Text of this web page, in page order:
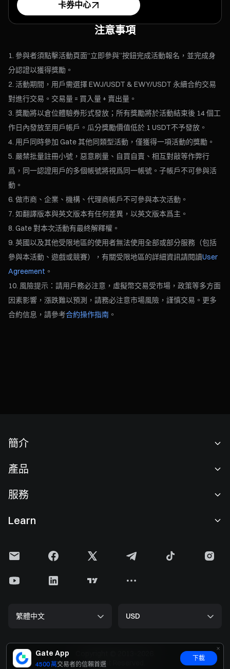
Gate App
4500 萬交易者的信賴首選
下載
卡券中心
注意事項
參與者須點擊活動頁面“立即參與”按鈕完成活動報名，並完成身
分認證以獲得獎勵。
活動期間，用戶需選擇 EWJ/USDT & EWY/USDT 永續合約交易
對進行交易。交易量 = 買入量 + 賣出量。
獎勵將以倉位體驗券形式發放；所有獎勵將於活動結束後 14 個工
作日內發放至用戶帳戶。瓜分獎勵價值低於 1 USDT不予發放。
用戶同時參加 Gate 其他同類型活動，僅獲得一項活動的獎勵。
嚴禁批量註冊小號，惡意刷量、自買自賣、相互對敲等作弊行
爲，同一認證用戶的多個帳號將視爲同一帳號。子帳戶不可參與活
動。
做市商、企業、機構、代理商帳戶不可參與本次活動。
如翻譯版本與英文版本有任何差異，以英文版本爲主。
Gate 對本次活動有最終解釋權。
英國以及其他受限地區的使用者無法使用全部或部分服務（包括
參與本活動、遊戲或競賽），有關受限地區的詳細資訊請閱讀User
Agreement 。
風險提示：請用戶務必注意，虛擬幣交易受市場，政策等多方面
因素影響，漲跌難以預測，請務必注意市場風險，謹慎交易。更多
合約信息，請參考合約操作指南 。
簡介
新聞中心
Cookie 政策
儲備金
安全方案
產品
現貨交易
理財中心
Alpha
Gate Pay
服務
費率標準
上幣申請
開發者中心（API）
Learn
Gate 快訊
以太坊 (ETH) 升級
大數据
繁體中文 USD
All Right Reserved.